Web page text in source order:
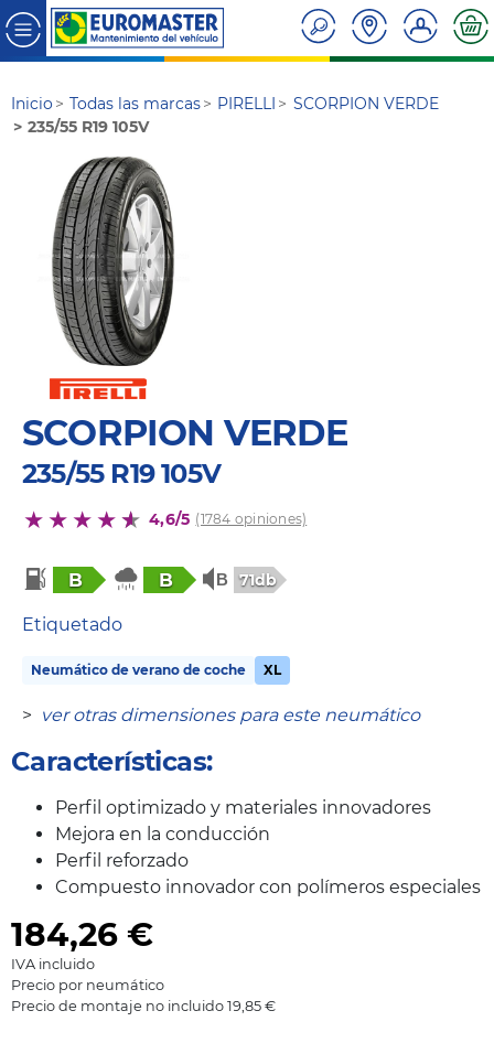
Inicio Todas las marcas PIRELLI
SCORPION VERDE
235/55 R19 105V
SCORPION VERDE
235/55 R19 105V
4,6/5 (1784 opiniones)
B B 71db
Etiquetado
Neumático de verano de coche XL
> ver otras dimensiones para este neumático
Características:
Perfil optimizado y materiales innovadores
Mejora en la conducción
Perfil reforzado
Compuesto innovador con polímeros especiales
184,26 €
IVA incluido
Precio por neumático
Precio de montaje no incluido 19,85 €